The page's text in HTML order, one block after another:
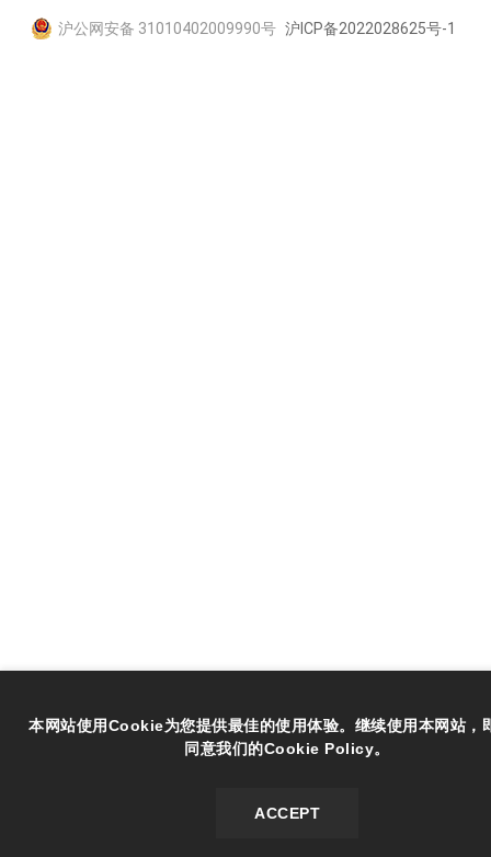
沪公网安备 31010402009990号 沪ICP备2022028625号-1
本网站使用Cookie为您提供最佳的使用体验。继续使用本网站，
同意我们的Cookie Policy。
ACCEPT